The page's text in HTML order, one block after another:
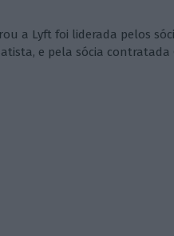
a Lyft foi liderada pelos
e pela sócia contratada